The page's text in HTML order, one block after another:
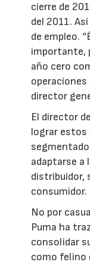
cierre de
del 2011.
de empleo.
importante,
año cero
operaciones
director
El director
lograr estos
adaptarse a
distribuidor,
consumidor.
No por
Puma ha
consolidar
como felino